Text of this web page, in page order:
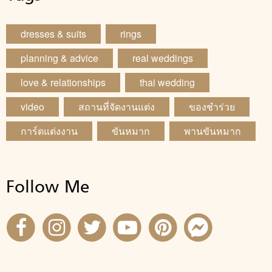
dresses & suits
rings
planning & advice
real weddings
love & relationships
thai wedding
video
สถานที่จัดงานแต่ง
ของชำร่วย
การ์ดแต่งงาน
ขันหมาก พานขันหมาก
Follow Me